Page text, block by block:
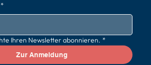
*
Ihren Newsletter abonnieren. *
Zur Anmeldung